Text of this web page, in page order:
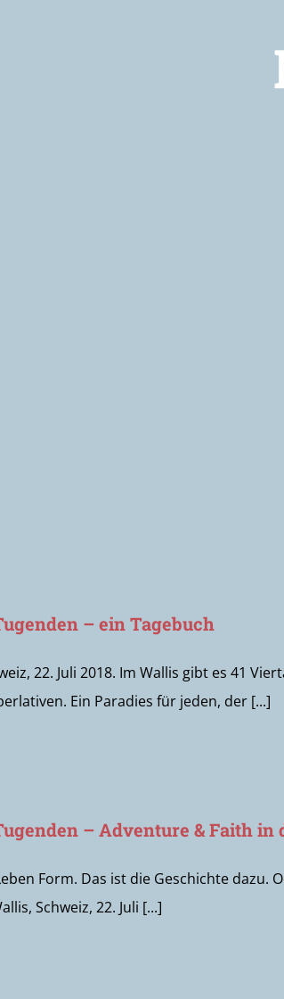
– ein Tagebuch
22. Juli 2018. Im Wallis gibt es 41
Ein Paradies für jeden, der [...]
– Adventure & Faith in
Form. Das ist die Geschichte
Schweiz, 22. Juli [...]